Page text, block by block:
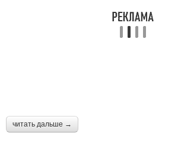
читать дальше →